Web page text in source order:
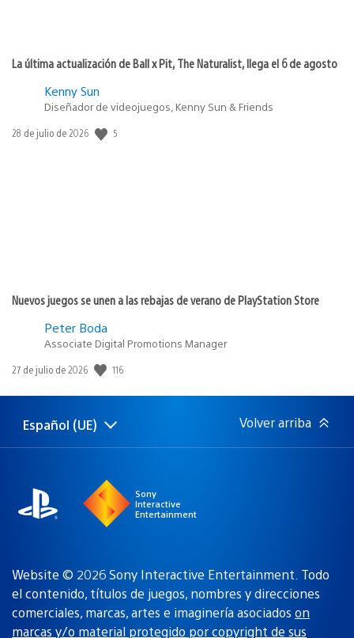
La última actualización de Ball x Pit, The Naturalist, llega el 6 de agosto
Kenny Sun
Diseñador de videojuegos, Kenny Sun & Friends
Fecha
28 de julio de 2026 5
Nuevos juegos se unen a las rebajas de verano de PlayStation Store
Peter Boda
Associate Digital Promotions Manager
Fecha
publicación:
27 de julio de 2026 116
Selecciona
Región
Español (UE) Volver arriba
Sony
Interactive
Entertainment
Website © 2026 Sony Interactive Entertainment. Todo
el contenido, títulos de juegos, nombres y direcciones
comerciales, marcas, artes e imaginería asociados on
marcas y/o material protegido por copyright de sus